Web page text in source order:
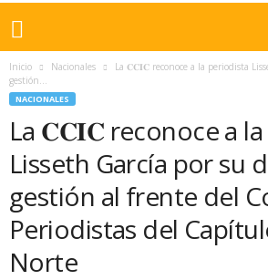
Inicio Nacionales
La 𝐂𝐂𝐈𝐂 reconoce a la periodista
gestión...
NACIONALES
La 𝐂𝐂𝐈𝐂 reconoce a
Lisseth García por su
gestión al frente del
Periodistas del
Norte